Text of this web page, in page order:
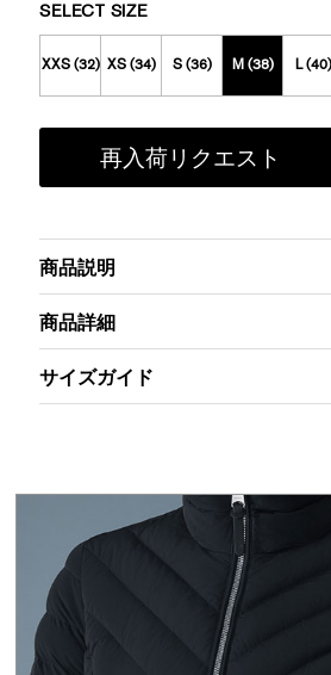
SELECT SIZE
XXS (32) XS (34) S (36) M (38) L (40)
再入荷リクエスト
商品説明
商品詳細
サイズガイド